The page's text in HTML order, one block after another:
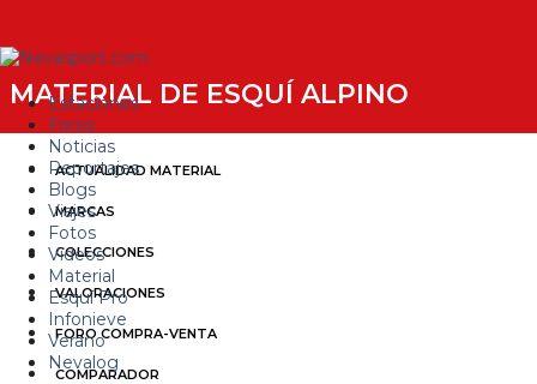
Estaciones
Foros
Noticias
Reportajes
Blogs
Viajes
Fotos
Videos
Material
Esquí Pro
Infonieve
Verano
Nevalog
MATERIAL DE ESQUÍ ALPINO
ACTUALIDAD MATERIAL
MARCAS
COLECCIONES
VALORACIONES
FORO COMPRA-VENTA
COMPARADOR